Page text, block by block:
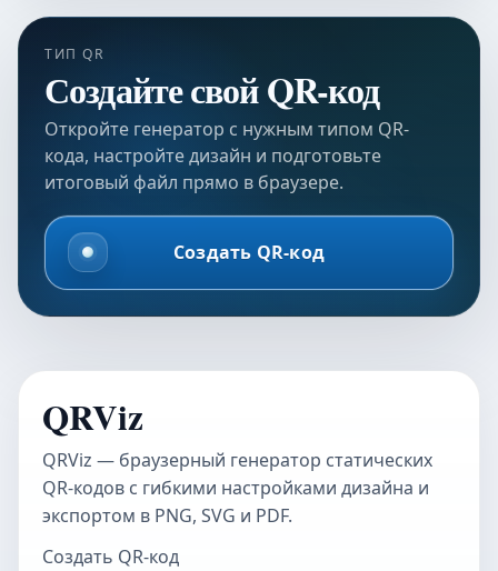
ТИП QR
Создайте свой QR-код
Откройте генератор с нужным типом QR-
кода, настройте дизайн и подготовьте
итоговый файл прямо в браузере.
Создать QR-код
QRViz
QRViz — браузерный генератор статических
QR-кодов с гибкими настройками дизайна и
экспортом в PNG, SVG и PDF.
Создать QR-код